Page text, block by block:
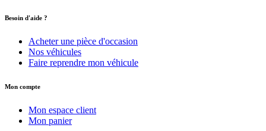
Besoin d'aide ?
Acheter une pièce d'occasion
Nos véhicules
Faire reprendre mon véhicule
Mon compte
Mon espace client
Mon panier